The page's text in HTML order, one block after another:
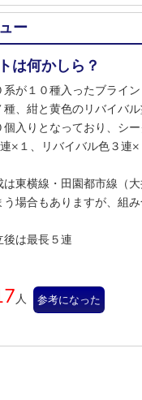
ー
は何かしら？
が１０種入ったブライン
、紺と黄色のリバイバル
個入りとなっており、シ
×１、リバイバル色３連
東横線・田園都市線（
場合もありますが、組
は最長５連
人 参考になった